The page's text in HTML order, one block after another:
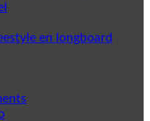
en longboard